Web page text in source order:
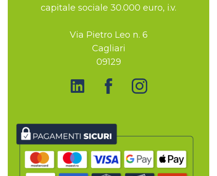
capitale sociale 30.000 euro, i.v.
Via Pietro Leo n. 6
Cagliari
09129